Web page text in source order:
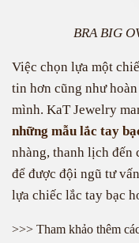
BRA BIG
Việc chọn lựa một
tin hơn cũng như
mình. KaT Jewelry
những mẫu lắc tay
nhàng, thanh lịch đến
để được đội ngũ tư
lựa chiếc lắc tay bạc
>>> Tham khảo thêm